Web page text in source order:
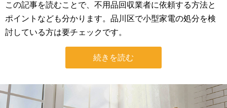
この記事を読むことで、不用品回収業者に依頼する方法と
ポイントなども分かります。品川区で小型家電の処分を検
討している方は要チェックです。
続きを読む